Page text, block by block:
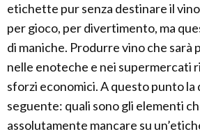
etichette pur senza destinare il
per gioco, per divertimento, ma
di maniche. Produrre vino che sarà
nelle enoteche e nei supermercati
sforzi economici. A questo punto la
seguente: quali sono gli elementi
assolutamente mancare su